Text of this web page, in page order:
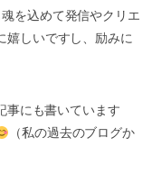
を込めて発信やクリエ
嬉しいですし、励みに
事にも書いています
（私の過去のブログか